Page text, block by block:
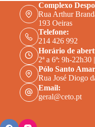
Complexo
Rua Arthur
193 Oeiras
Telefone:
214 426 992
Horário de
2ª a 6ª: 9h-
Pólo Santo
Rua José Diogo
Email:
geral@ceto.pt